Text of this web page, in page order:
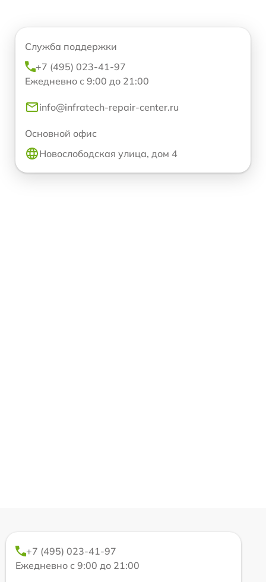
Служба поддержки
+7 (495) 023-41-97
Ежедневно с 9:00 до 21:00
info@infratech-repair-center.ru
Основной офис
Новослободская улица, дом 4
+7 (495) 023-41-97
Ежедневно с 9:00 до 21:00